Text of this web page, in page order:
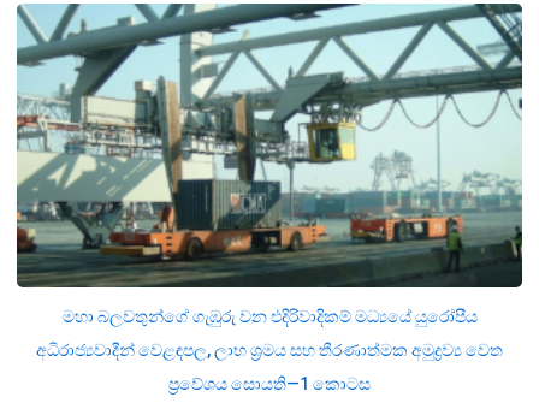
මහා බලවතුන්ගේ ගැඹුරු වන එදිරිවාදිකම් මධ්‍යයේ යුරෝපීය
අධිරාජ්‍යවාදීන් වෙළඳපල, ලාභ ශ්‍රමය සහ තීරණාත්මක අමුද්‍රව්‍ය වෙත
ප්‍රවේශය සොයති—1 කොටස